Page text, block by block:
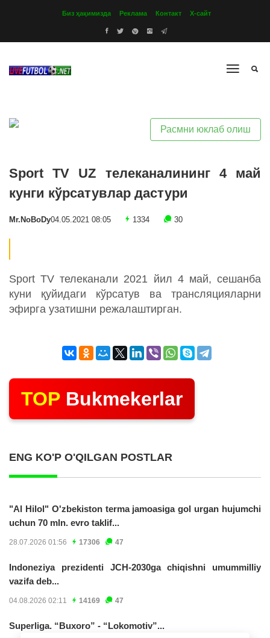
Биз ҳақимизда Реклама Контакт Х-сайт
Расмни юклаб олиш
Sport TV UZ телеканалининг 4 май
кунги кўрсатувлар дастури
Mr.NoBoDy04.05.2021 08:05 1334 30
Sport TV телеканали 2021 йил 4 май, сешанба
куни қуйидаги кўрсатув ва трансляцияларни
эфирга узатишни режалаштирган.
TOP Bukmekerlar
ENG KO'P O'QILGAN POSTLAR
"Al Hilol" O'zbekiston terma jamoasiga gol urgan hujumchi
uchun 70 mln. evro taklif...
28.07.2026 01:56 17306 47
Indoneziya prezidenti JCH-2030ga chiqishni umummilliy
vazifa deb...
04.08.2026 02:11 14169 47
Superliga. “Buxoro” - “Lokomotiv”...